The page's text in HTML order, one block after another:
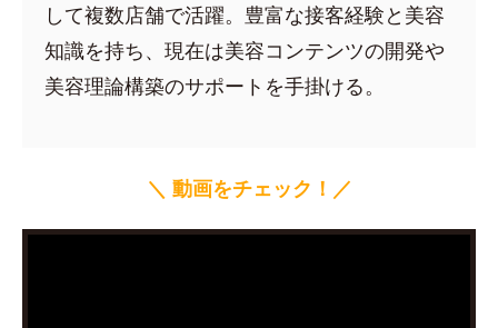
して複数店舗で活躍。豊富な接客経験と美容
知識を持ち、現在は美容コンテンツの開発や
美容理論構築のサポートを手掛ける。
＼ 動画をチェック！／